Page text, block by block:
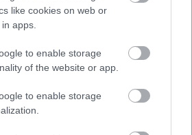
like cookies on web or
apps.
to enable storage
of the website or app.
to enable storage
Α.Ο. Θήρας